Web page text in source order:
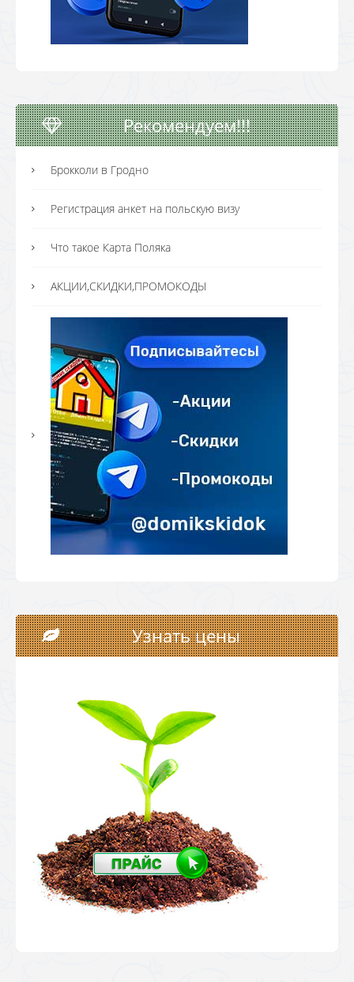
Рекомендуем!!!
Брокколи в Гродно
Регистрация анкет на польскую визу
Что такое Карта Поляка
АКЦИИ,СКИДКИ,ПРОМОКОДЫ
Узнать цены